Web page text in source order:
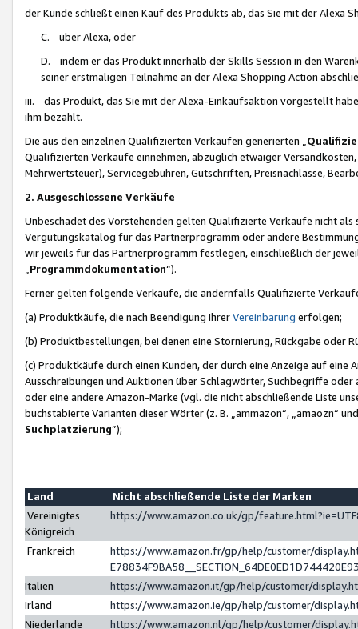
der Kunde schließt einen Kauf des Produkts ab, das Sie mit der Alexa
C. über Alexa, oder
D. indem er das Produkt innerhalb der Skills Session in den
seiner erstmaligen Teilnahme an der Alexa Shopping Action
iii. das Produkt, das Sie mit der Alexa-Einkaufsaktion vorgestellt
ihm bezahlt.
Die aus den einzelnen Qualifizierten Verkäufen generierten „
Qualifizierten Verkäufe einnehmen, abzüglich etwaiger
Mehrwertsteuer), Servicegebühren, Gutschriften, Preisnachlässe,
2. Ausgeschlossene Verkäufe
Unbeschadet des Vorstehenden gelten Qualifizierte Verkäufe nicht
Vergütungskatalog für das Partnerprogramm oder andere
wir jeweils für das Partnerprogramm festlegen, einschließlich der
Programmdokumentation“).
Ferner gelten folgende Verkäufe, die andernfalls Qualifizierte
(a) Produktkäufe, die nach Beendigung IhrerVereinbarung erfolgen;
(b) Produktbestellungen, bei denen eine Stornierung, Rückgabe oder
(c) Produktkäufe durch einen Kunden, der durch eine Anzeige auf
Ausschreibungen und Auktionen über Schlagwörter, Suchbegriffe
oder eine andere Amazon-Marke (vgl. die nicht abschließende Liste
buchstabierte Varianten dieser Wörter (z. B. „ammazon“, „amaozn“
Suchplatzierung”);
Land
Nicht abschließende Liste der Marken
Vereinigtes
Königreich
https://www.amazon.co.uk/gp/
Frankreich
https://www.amazon.fr/gp/help/customer/
Italien
https://www.amazon.it/gp/help/customer/
Irland
https://www.amazon.ie/gp/help/customer/
Niederlande
https://www.amazon.nl/gp/help/customer/